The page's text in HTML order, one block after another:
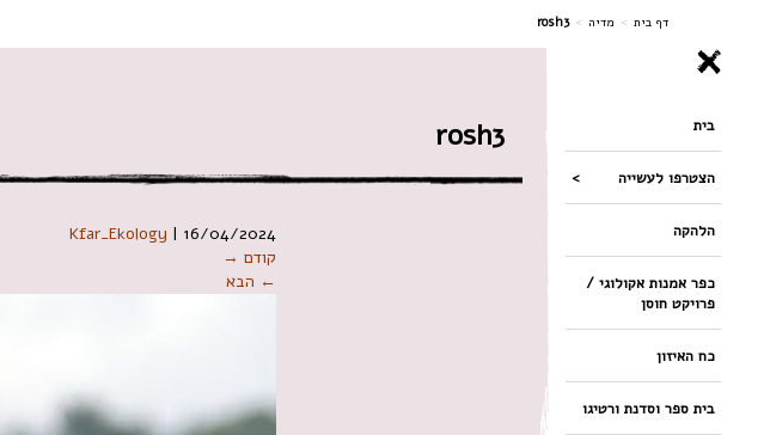
דף בית > מדיה >
rosh3
בית
הצטרפו לעשייה
הלהקה
כפר אמנות אקולוגי /
פרויקט חוסן
כח האיזון
בית ספר וסדנת ורטיגו
rosh3
Kfar_Ekology | 16/04/2024
קודם →
← הבא